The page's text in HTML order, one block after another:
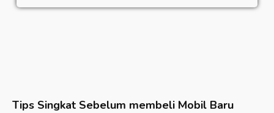
Tips Singkat Sebelum membeli Mobil Baru